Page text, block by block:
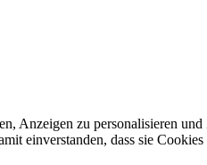
Anzeigen zu personalisieren
einverstanden, dass sie